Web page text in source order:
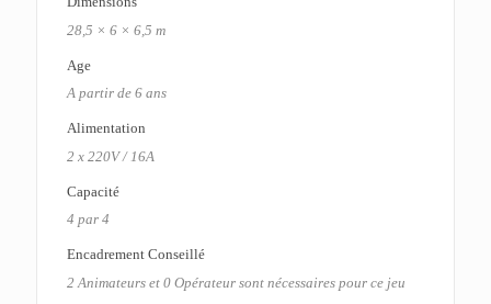
28,5 × 6 × 6,5 m
Age
A partir de 6 ans
Alimentation
2 x 220V / 16A
Capacité
4 par 4
Encadrement Conseillé
2 Animateurs et 0 Opérateur sont nécessaires pour ce jeu